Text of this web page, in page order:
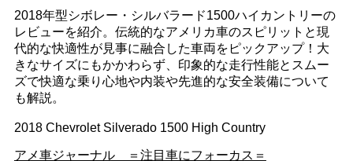
2018年型シボレー・シルバラード1500ハイカントリーの
レビューを紹介。伝統的なアメリカ車のスピリットと現
代的な快適性が見事に融合した車両をピックアップ！大
きなサイズにもかかわらず、印象的な走行性能とスムー
ズで快適な乗り心地や内装や先進的な安全装備について
も解説。
2018 Chevrolet Silverado 1500 High Country
アメ車ジャーナル ＝注目車にフォーカス＝